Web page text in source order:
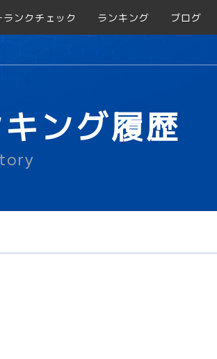
ンクチェック ランキング ブログ
ング履歴